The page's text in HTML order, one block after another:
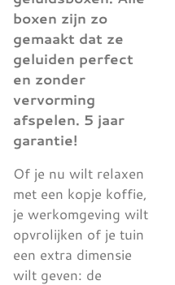
boxen zijn zo
gemaakt dat ze
geluiden perfect
en zonder
vervorming
afspelen. 5 jaar
garantie!
Of je nu wilt relaxen
met een kopje koffie,
je werkomgeving wilt
opvrolijken of je tuin
een extra dimensie
wilt geven: de